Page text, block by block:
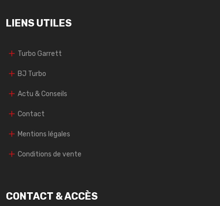
LIENS UTILES
Turbo Garrett
BJ Turbo
Actu & Conseils
Contact
Mentions légales
Conditions de vente
CONTACT & ACCÈS